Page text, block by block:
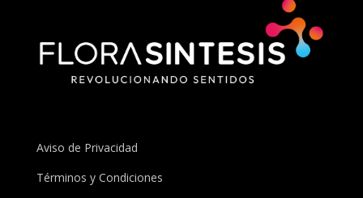
Aviso de Privacidad
Términos y Condiciones